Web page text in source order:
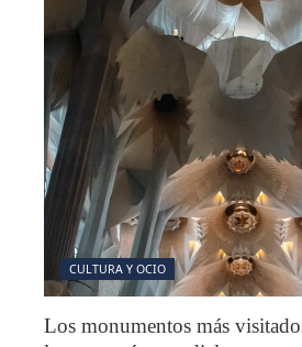
CULTURA Y OCIO
Los monumentos más